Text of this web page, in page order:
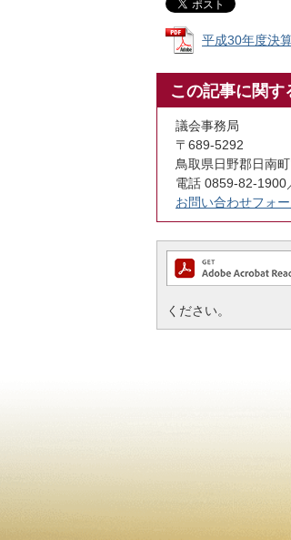
平成30年度決
この記事に関
議会事務局
〒689-5292
鳥取県日野郡日南
電話 0859-82-1900
お問い合わせフォ
ください。